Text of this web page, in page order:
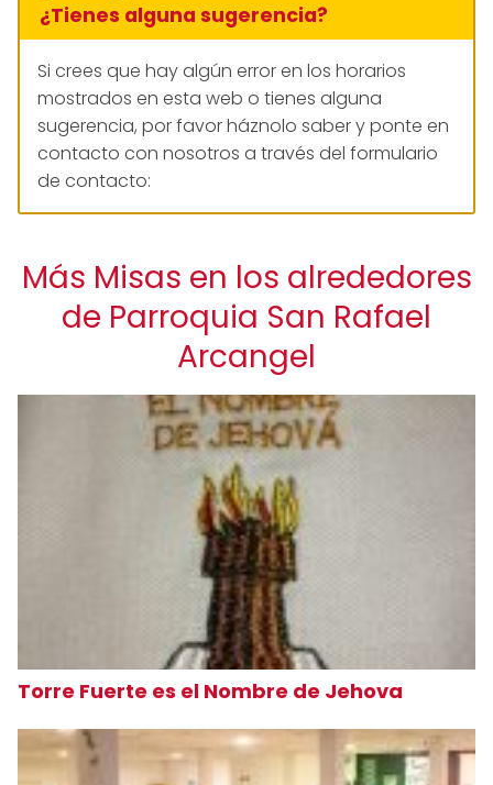
¿Tienes alguna sugerencia?
Si crees que hay algún error en los horarios
mostrados en esta web o tienes alguna
sugerencia, por favor háznolo saber y ponte en
contacto con nosotros a través del formulario
de contacto:
Más Misas en los alrededores
de Parroquia San Rafael
Arcangel
Torre Fuerte es el Nombre de Jehova